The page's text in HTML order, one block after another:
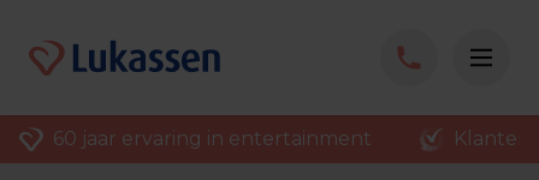
60 jaar ervaring in entertainment